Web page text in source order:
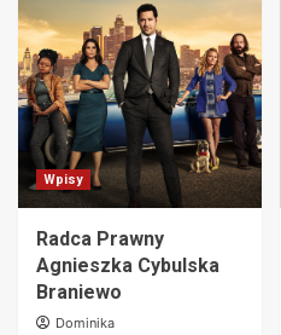
Wpisy
Radca Prawny
Agnieszka Cybulska
Braniewo
Dominika